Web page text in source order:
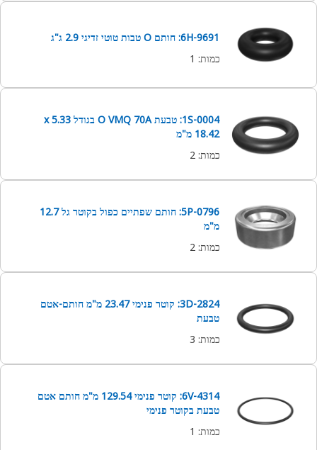
6H-9691: חותם O טבות טוטי זדיגי 2.9 ג"ג
כמות:
1
1S-0004: טבעת O VMQ 70A בגודל 5.33 x
18.42 מ"מ
כמות:
2
5P-0796: חותם שפתיים כפול בקוטר גל 12.7
מ"מ
כמות:
2
3D-2824: קוטר פנימי 23.47 מ"מ חותם-אטם
טבעת
כמות:
3
6V-4314: קוטר פנימי 129.54 מ"מ חותם אטם
טבעת בקוטר פנימי
כמות:
1